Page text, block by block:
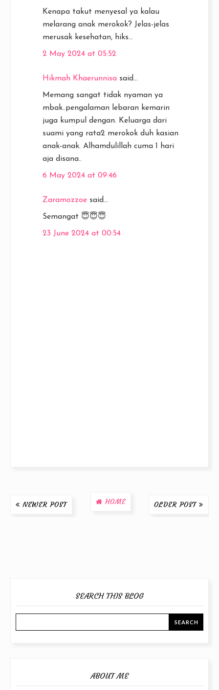
Kenapa takut menyesal ya kalau
melarang anak merokok? Jelas-jelas
merusak kesehatan, hiks...
2 May 2024 at 05:52
Hikmah Khaerunnisa said...
Memang sangat tidak nyaman ya
mbak..pengalaman lebaran kemarin
juga kumpul dengan. Keluarga dari
suami yang rata2 merokok duh kasian
anak-anak. Alhamdulillah cuma 1 hari
aja disana..
6 May 2024 at 09:46
Zaramozzoe said...
Semangat 😇😇😇
23 June 2024 at 00:54
NEWER POST OLDER POST
HOME
SEARCH THIS BLOG
ABOUT ME